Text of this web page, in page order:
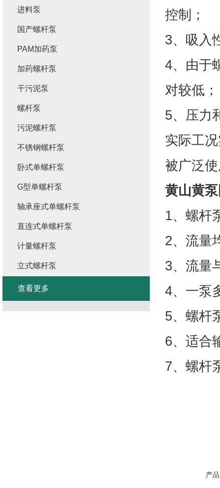
控制；
3、吸入
4、由于
对较低；
5、压力
实际工
被广泛
黄山黄
1、螺杆
2、流量
3、流量
4、一泵
5、螺杆
6、适合
7、螺杆
产
进料泵
国产螺杆泵
PAM加药泵
加药螺杆泵
干污泥泵
螺杆泵
污泥螺杆泵
不锈钢螺杆泵
卧式单螺杆泵
G型单螺杆泵
轴承座式单螺杆泵
直连式单螺杆泵
计量螺杆泵
立式螺杆泵
查看更多